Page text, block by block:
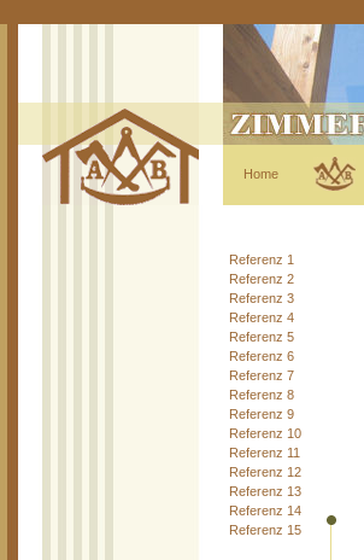
Home
Referenz 1
Referenz 2
Referenz 3
Referenz 4
Referenz 5
Referenz 6
Referenz 7
Referenz 8
Referenz 9
Referenz 10
Referenz 11
Referenz 12
Referenz 13
Referenz 14
Referenz 15